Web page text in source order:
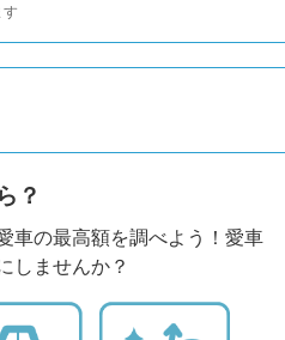
？
車の最高額を調べよう！愛車
しませんか？